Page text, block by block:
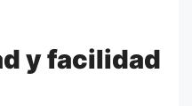
y facilidad